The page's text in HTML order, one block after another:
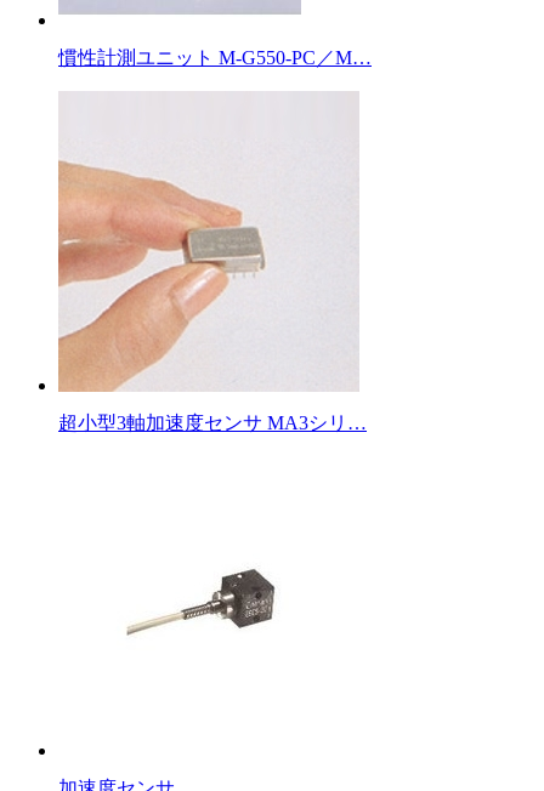
慣性計測ユニット M-G550-PC／M…
超小型3軸加速度センサ MA3シリ…